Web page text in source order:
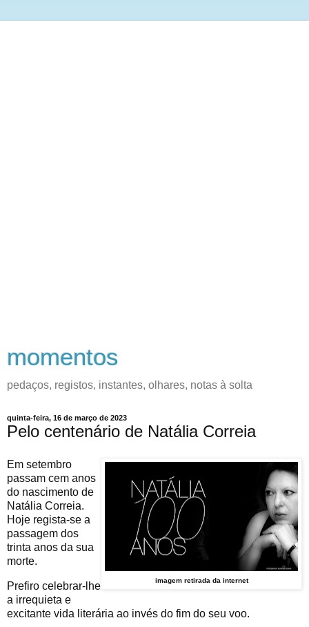
momentos
pedaços, registos, instantes, olhares, notas à solta
quinta-feira, 16 de março de 2023
Pelo centenário de Natália Correia
imagem retirada da internet
Em setembro
passam cem anos
do nascimento de
Natália Correia.
Hoje regista-se a
passagem dos
trinta anos da sua
morte.
Prefiro celebrar-lhe
a irrequieta e
excitante vida literária ao invés do fim do seu voo.